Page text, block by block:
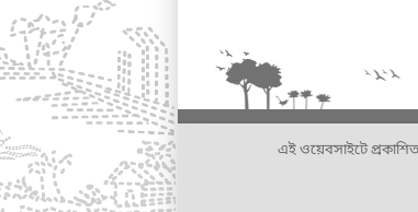
এই ওয়েবসাইটে প্রকাশিত